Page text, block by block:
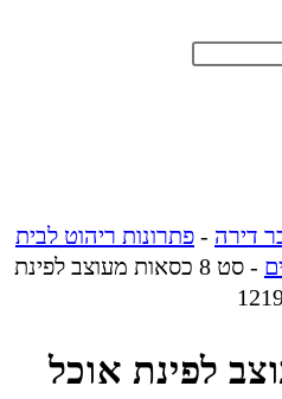
דירה - פתרונות ריהוט לבית
-
סט 8 כסאות מעוצב לפינת
לפינת אוכל